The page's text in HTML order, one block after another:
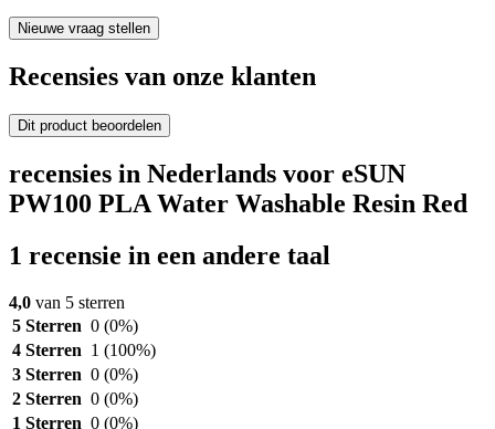
Nieuwe vraag stellen
Recensies van onze klanten
Dit product beoordelen
recensies in Nederlands voor eSUN
PW100 PLA Water Washable Resin Red
1 recensie in een andere taal
4,0 van 5 sterren
5 Sterren 0 (0%)
4 Sterren 1 (100%)
3 Sterren 0 (0%)
2 Sterren 0 (0%)
1 Sterren 0 (0%)